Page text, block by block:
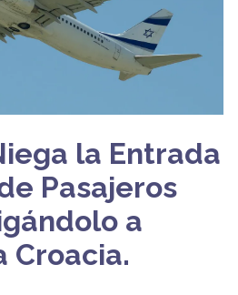
la Entrada
Pasajeros
a
Croacia.